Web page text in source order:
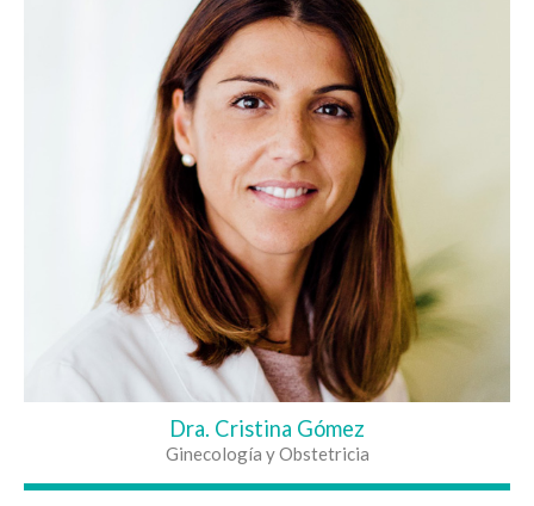
Dra. Cristina Gómez
Ginecología y Obstetricia